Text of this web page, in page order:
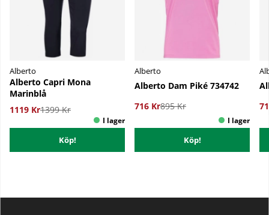
Alberto
Alberto Capri Mona
Marinblå
1119 Kr1399 Kr
Köp!
Alberto
Alberto Dam Piké 734742
716 Kr895 Kr
Köp!